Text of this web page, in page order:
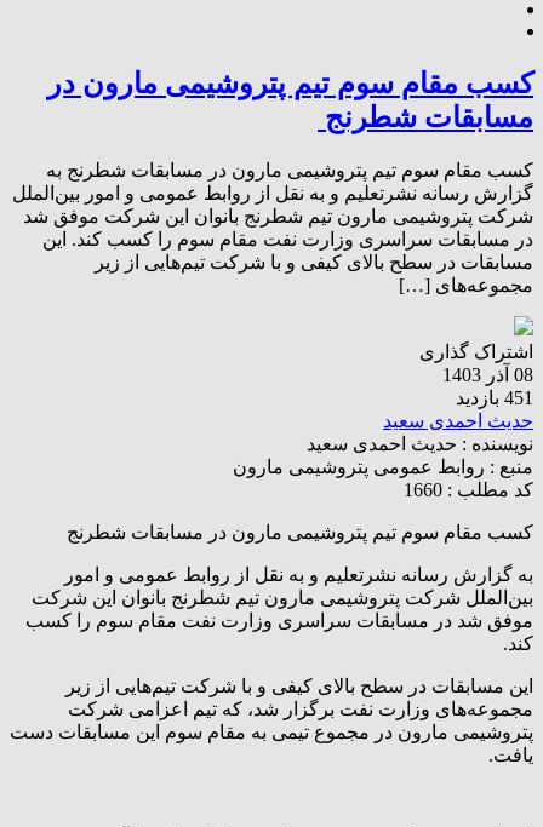
کسب مقام سوم تیم پتروشیمی مارون در
مسابقات شطرنج
کسب مقام سوم تیم پتروشیمی مارون در مسابقات شطرنج به
گزارش رسانه نشرتعلیم و به نقل از روابط عمومی و امور بین‌الملل
شرکت پتروشیمی مارون تیم شطرنج بانوان این شرکت موفق شد
در مسابقات سراسری وزارت نفت مقام سوم را کسب کند. این
مسابقات در سطح بالای کیفی و با شرکت تیم‌هایی از زیر
مجموعه‌های […]
اشتراک گذاری
08 آذر 1403
451 بازدید
حدیث احمدی سعید
نویسنده : حدیث احمدی سعید
منبع : روابط عمومی پتروشیمی مارون
کد مطلب : 1660
کسب مقام سوم تیم پتروشیمی مارون در مسابقات شطرنج
به گزارش رسانه نشرتعلیم و به نقل از روابط عمومی و امور
بین‌الملل شرکت پتروشیمی مارون تیم شطرنج بانوان این شرکت
موفق شد در مسابقات سراسری وزارت نفت مقام سوم را کسب
کند.
این مسابقات در سطح بالای کیفی و با شرکت تیم‌هایی از زیر
مجموعه‌های وزارت نفت برگزار شد، که تیم اعزامی شرکت
پتروشیمی مارون در مجموع تیمی به مقام سوم این مسابقات دست
یافت.